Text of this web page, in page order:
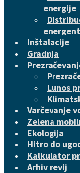
energije
Inštalacije
Gradnja
Lunos
Varčevanje
Zelena
Ekologija
Hitro do
Kalkulator
Arhiv revij